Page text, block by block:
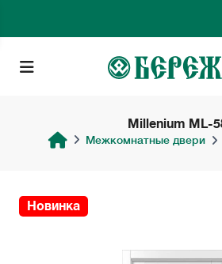
Millenium ML-
Межкомнатные двери
Новинка